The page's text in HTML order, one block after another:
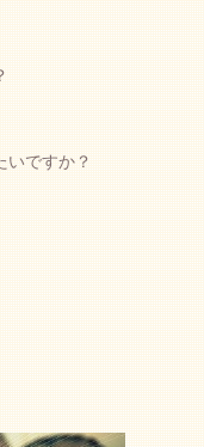
いですか？